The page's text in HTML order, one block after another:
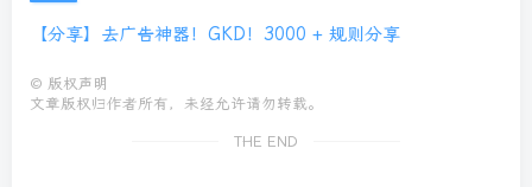
【分享】去广告神器！GKD！3000 + 规则分享
© 版权声明
文章版权归作者所有，未经允许请勿转载。
THE END